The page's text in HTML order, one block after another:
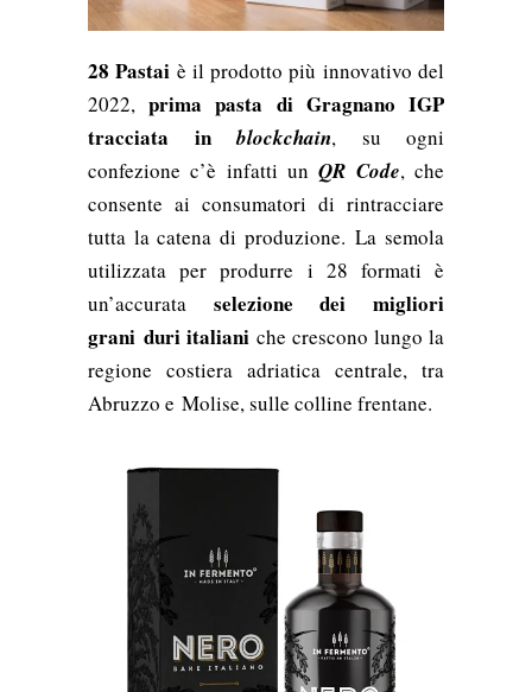
28 Pastai è il prodotto più innovativo del
2022,prima pasta di Gragnano IGP
tracciata inblockchain, su ogni
confezione c’è infatti unQR Code, che
consente ai consumatori di rintracciare
tutta la catena di produzione.La semola
utilizzata per produrre i 28 formati è
un’accurata selezione dei migliori
graniduri italiani che crescono lungo la
regione costiera adriatica centrale, tra
Abruzzo e Molise, sulle colline frentane.